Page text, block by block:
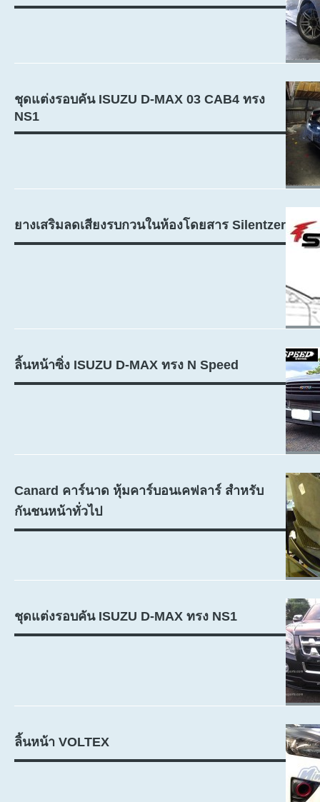
ชุดแต่งรอบคัน ISUZU D-MAX 03 CAB4 ทรง
NS1
ยางเสริมลดเสียงรบกวนในห้องโดยสาร Silentzer
ลิ้นหน้าซิ่ง ISUZU D-MAX ทรง N Speed
Canard คาร์นาด หุ้มคาร์บอนเคฟลาร์ สำหรับ
กันชนหน้าทั่วไป
ชุดแต่งรอบคัน ISUZU D-MAX ทรง NS1
ลิ้นหน้า VOLTEX